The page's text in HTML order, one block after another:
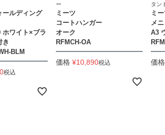
ールディング
ホワイト×ブラ
き
BLM
税込
ー
ミーツ
コートハンガー
オーク
RFMCH-OA
価格 ¥10,890税込
タン
ミ
メ
A3
価格